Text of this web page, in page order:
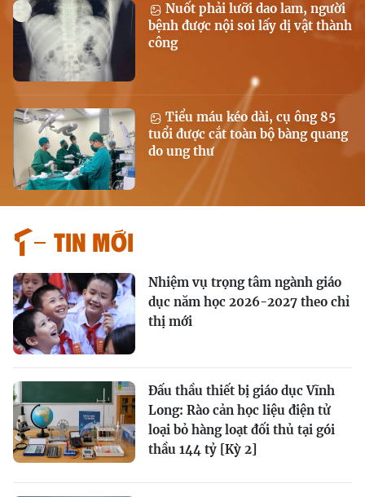
Nuốt phải lưỡi dao lam, người
bệnh được nội soi lấy dị vật thành
công
Tiểu máu kéo dài, cụ ông 85
tuổi được cắt toàn bộ bàng quang
do ung thư
Tin mới
Nhiệm vụ trọng tâm ngành giáo
dục năm học 2026-2027 theo chỉ
thị mới
Đấu thầu thiết bị giáo dục Vĩnh
Long: Rào cản học liệu điện tử
loại bỏ hàng loạt đối thủ tại gói
thầu 144 tỷ [Kỳ 2]